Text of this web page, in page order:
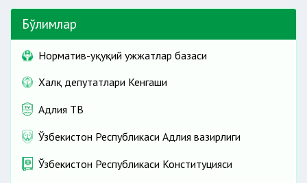
Бўлимлар
Норматив-ҳуқуқий ҳужжатлар базаси
Халқ депутатлари Кенгаши
Адлия ТВ
Ўзбекистон Республикаси Адлия вазирлиги
Ўзбекистон Республикаси Конституцияси